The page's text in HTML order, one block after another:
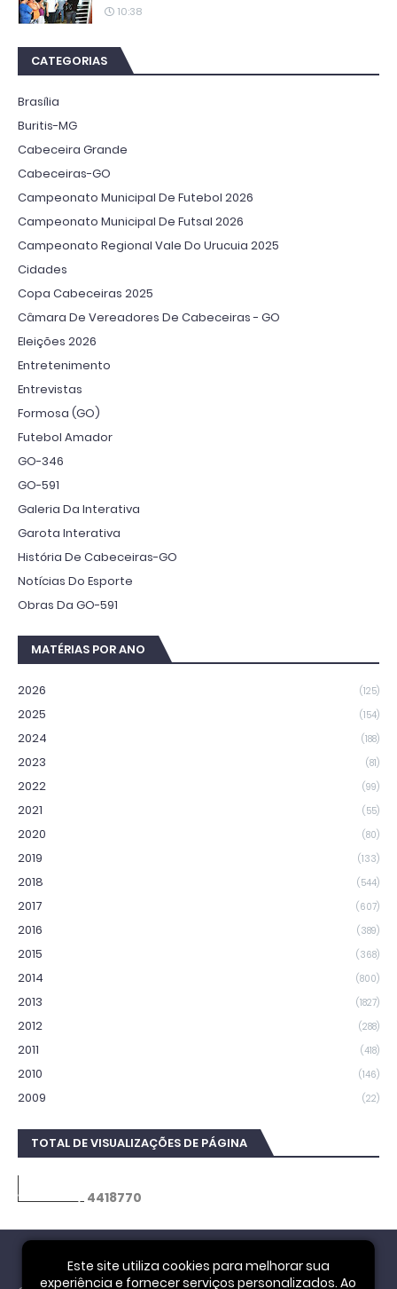
10:38
CATEGORIAS
Brasília
Buritis-MG
Cabeceira Grande
Cabeceiras-GO
Campeonato Municipal De Futebol 2026
Campeonato Municipal De Futsal 2026
Campeonato Regional Vale Do Urucuia 2025
Cidades
Copa Cabeceiras 2025
Câmara De Vereadores De Cabeceiras - GO
Eleições 2026
Entretenimento
Entrevistas
Formosa (GO)
Futebol Amador
GO-346
GO-591
Galeria Da Interativa
Garota Interativa
História De Cabeceiras-GO
Notícias Do Esporte
Obras Da GO-591
MATÉRIAS POR ANO
2026 (125)
2025 (154)
2024 (188)
2023 (81)
2022 (99)
2021 (55)
2020 (80)
2019 (133)
2018 (544)
2017 (607)
2016 (389)
2015 (368)
2014 (800)
2013 (1827)
2012 (288)
2011 (418)
2010 (146)
2009 (22)
TOTAL DE VISUALIZAÇÕES DE PÁGINA
4418770
Este site utiliza cookies para melhorar sua
experiência e fornecer serviços personalizados. Ao